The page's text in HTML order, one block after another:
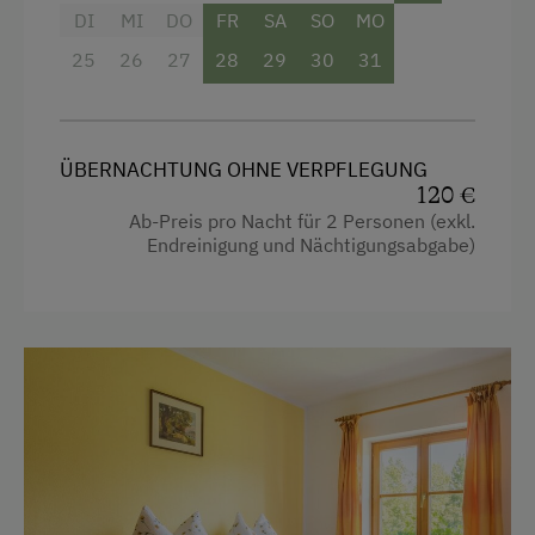
Aktivurlaub
Mithilfe am Hof
Aktivurlaub Winter
Skifahren
Langlaufen
Schneeschuhwandern
Skitouren
Familienfreundliche Unterkünfte
Haarföhn
Handtücher
Reinigungsausstattung in der Wohnung
Wasserkocher
Küchenausstattung
Kühlschrank
Neubau
DI
25
MI
26
DO
27
FR
28
SA
29
SO
30
MO
31
ÜBERNACHTUNG OHNE VERPFLEGUNG
120 €
Ab-Preis pro Nacht für 2 Personen (exkl.
Endreinigung und Nächtigungsabgabe)